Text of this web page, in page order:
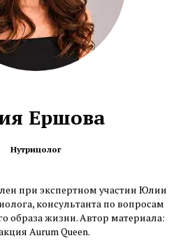
Ершова
Нутрицолог
при экспертном участии Юлии
консультанта по вопросам
образа жизни. Автор материала:
Aurum Queen.